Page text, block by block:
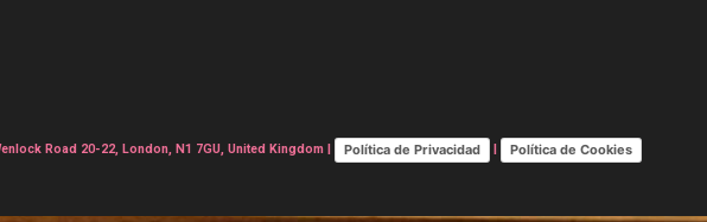
Road 20-22, London, N1 7GU, United Kingdom | Política de Privacidad | Política de Cookies